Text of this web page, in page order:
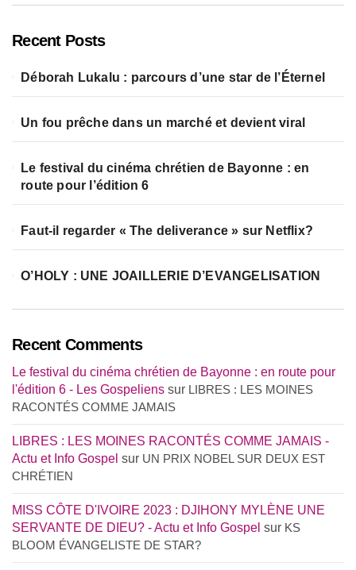
Recent Posts
Déborah Lukalu : parcours d’une star de l’Éternel
Un fou prêche dans un marché et devient viral
Le festival du cinéma chrétien de Bayonne : en
route pour l’édition 6
Faut-il regarder « The deliverance » sur Netflix?
O’HOLY : UNE JOAILLERIE D’EVANGELISATION
Recent Comments
Le festival du cinéma chrétien de Bayonne : en route pour
l'édition 6 - Les Gospeliens sur LIBRES : LES MOINES
RACONTÉS COMME JAMAIS
LIBRES : LES MOINES RACONTÉS COMME JAMAIS -
Actu et Info Gospel sur UN PRIX NOBEL SUR DEUX EST
CHRÉTIEN
MISS CÔTE D'IVOIRE 2023 : DJIHONY MYLÈNE UNE
SERVANTE DE DIEU? - Actu et Info Gospel sur KS
BLOOM ÉVANGELISTE DE STAR?